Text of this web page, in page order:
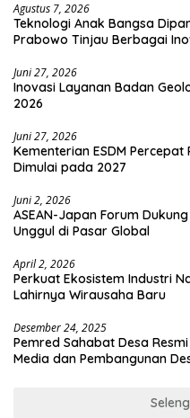
Agustus 7, 2026
Teknologi Anak Bangsa
Prabowo Tinjau Berbagai
Juni 27, 2026
Inovasi Layanan Badan
2026
Juni 27, 2026
Kementerian ESDM
Dimulai pada 2027
Juni 2, 2026
ASEAN-Japan Forum
Unggul di Pasar Global
April 2, 2026
Perkuat Ekosistem Industri
Lahirnya Wirausaha Baru
Desember 24, 2025
Pemred Sahabat Desa
Media dan Pembangunan